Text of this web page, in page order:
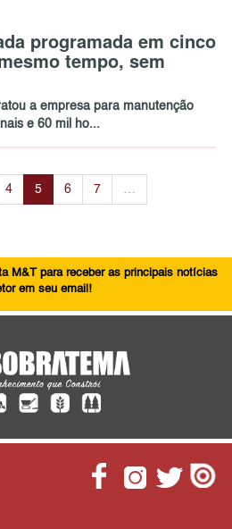
programada em cinco
tempo, sem
a empresa para manutenção
e 60 mil ho...
4 5 6 7
M&T para receber as principais notícias
em seu email!